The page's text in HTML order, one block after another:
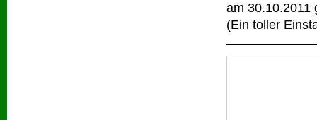
am 30.10.2011
(Ein toller